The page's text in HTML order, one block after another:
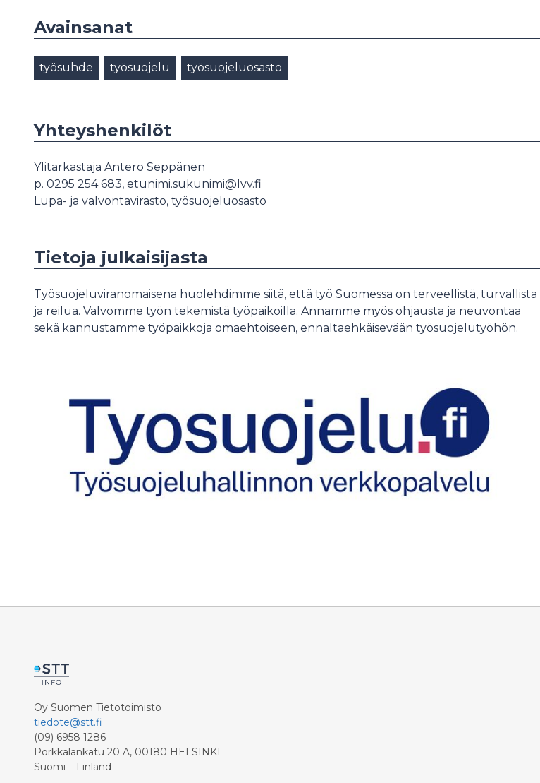
Avainsanat
työsuhde työsuojelu työsuojeluosasto
Yhteyshenkilöt
Ylitarkastaja Antero Seppänen
p. 0295 254 683, etunimi.sukunimi@lvv.fi
Lupa- ja valvontavirasto, työsuojeluosasto
Tietoja julkaisijasta
Työsuojeluviranomaisena huolehdimme siitä, että työ Suomessa on terveellistä, turvallista
ja reilua. Valvomme työn tekemistä työpaikoilla. Annamme myös ohjausta ja neuvontaa
sekä kannustamme työpaikkoja omaehtoiseen, ennaltaehkäisevään työsuojelutyöhön.
Oy Suomen Tietotoimisto
tiedote@stt.fi
(09) 6958 1286
Porkkalankatu 20 A, 00180 HELSINKI
Suomi – Finland